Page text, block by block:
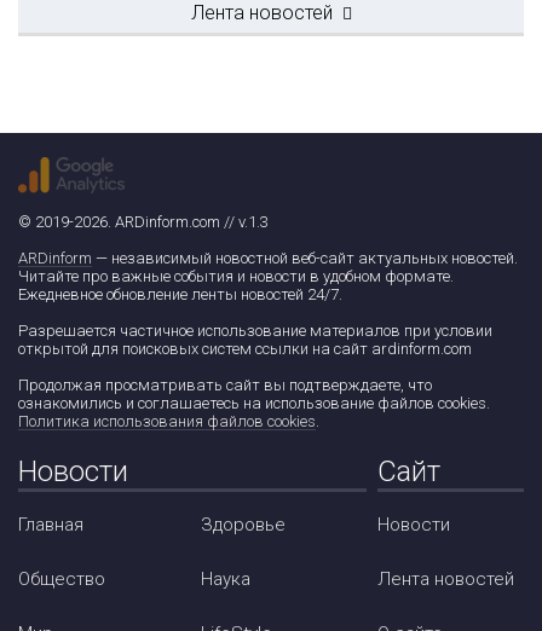
Лента новостей
© 2019-2026. ARDinform.com // v.1.3
ARDinform — независимый новостной веб-сайт актуальных новостей.
Читайте про важные события и новости в удобном формате.
Ежедневное обновление ленты новостей 24/7.
Разрешается частичное использование материалов при условии
открытой для поисковых систем ссылки на сайт ardinform.com
Продолжая просматривать сайт вы подтверждаете, что
ознакомились и соглашаетесь на использование файлов cookies.
Политика использования файлов cookies.
Новости
Главная
Общество
Здоровье
Наука
Сайт
Новости
Лента новостей